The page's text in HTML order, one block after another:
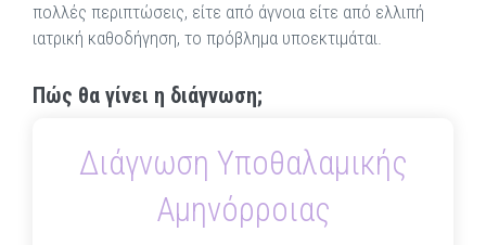
πολλές περιπτώσεις, είτε από άγνοια είτε από ελλιπή
ιατρική καθοδήγηση, το πρόβλημα υποεκτιμάται.
Πώς θα γίνει η διάγνωση;
Διάγνωση Υποθαλαμικής
Αμηνόρροιας